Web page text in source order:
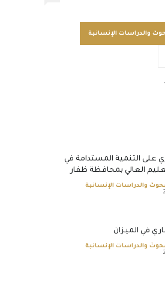
والدراسات الإنسانية
على التنمية المستدامة في
العالي بمحافظة ظفار
والدراسات الإنسانية
في الميـزان
والدراسات الإنسانية